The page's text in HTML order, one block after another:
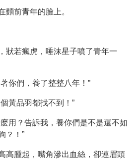
麵前青年的臉上。
狀若瘋虎，唾沫星子噴了青年一
你們，養了整整八年！”
黃品羽都找不到！”
用？告訴我，養你們是不是還不如
？！”
高腫起，嘴角滲出血絲，卻連眉頭